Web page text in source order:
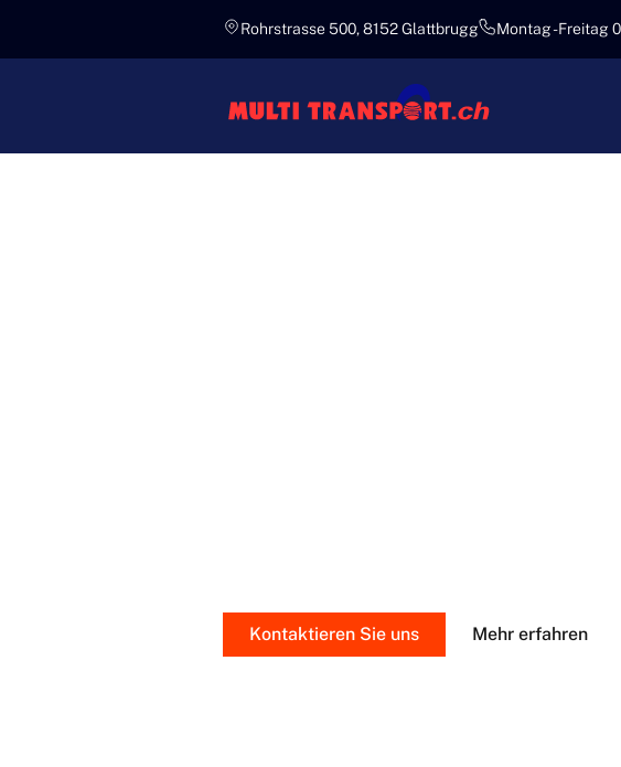
Rohrstrasse 500, 8152 Glattbrugg Montag - Freitag
Kontaktieren Sie uns Mehr erfahren